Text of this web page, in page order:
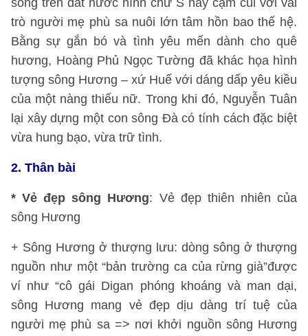
sông trên đất nước hình chữ S này cặm cùi với vai
trò người mẹ phù sa nuôi lớn tâm hồn bao thế hệ.
Bằng sự gắn bó và tình yêu mến dành cho quê
hương, Hoàng Phủ Ngọc Tường đã khác họa hình
tượng sông Hương – xứ Huế với dáng dấp yêu kiều
của một nàng thiếu nữ. Trong khi đó, Nguyễn Tuân
lại xây dựng một con sông Đà có tính cách đặc biệt
vừa hung bạo, vừa trữ tình.
2. Thân bài
* Vẻ đẹp sông Hương: Vẻ đẹp thiên nhiên của
sông Hương
+ Sông Hương ở thượng lưu: dòng sông ở thượng
nguồn như một “bản trường ca của rừng già”được
ví như “cô gái Digan phóng khoáng và man dại,
sông Hương mang vẻ đẹp dịu dàng trí tuệ của
người mẹ phù sa => nơi khởi nguồn sông Hương